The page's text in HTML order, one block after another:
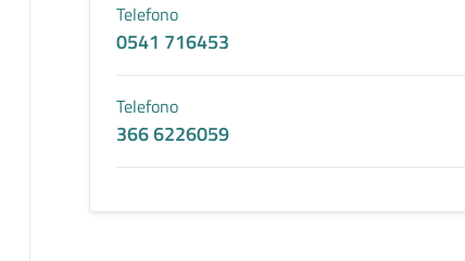
Telefono
0541 716453
Telefono
366 6226059